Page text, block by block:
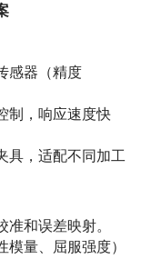
感器（精度
制，响应速度快
具，适配不同加工
和误差映射。
量、屈服强度）